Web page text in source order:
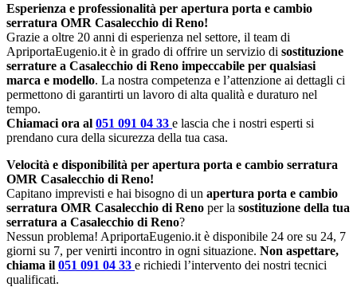
Esperienza e professionalità per apertura porta e cambio
serratura OMR Casalecchio di Reno!
Grazie a oltre 20 anni di esperienza nel settore, il team di
ApriportaEugenio.it è in grado di offrire un servizio di sostituzione
serrature a Casalecchio di Reno impeccabile per qualsiasi
marca e modello. La nostra competenza e l’attenzione ai dettagli ci
permettono di garantirti un lavoro di alta qualità e duraturo nel
tempo.
Chiamaci ora al 051 091 04 33 e lascia che i nostri esperti si
prendano cura della sicurezza della tua casa.
Velocità e disponibilità per apertura porta e cambio serratura
OMR Casalecchio di Reno!
Capitano imprevisti e hai bisogno di un apertura porta e cambio
serratura OMR Casalecchio di Reno per la sostituzione della tua
serratura a Casalecchio di Reno?
Nessun problema! ApriportaEugenio.it è disponibile 24 ore su 24, 7
giorni su 7, per venirti incontro in ogni situazione. Non aspettare,
chiama il 051 091 04 33 e richiedi l’intervento dei nostri tecnici
qualificati.